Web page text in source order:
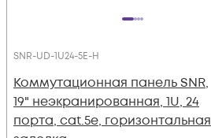
SNR-UD-1U24-5E-H
Коммутационная панель SNR,
19" неэкранированная, 1U, 24
порта, cat.5e, горизонтальная